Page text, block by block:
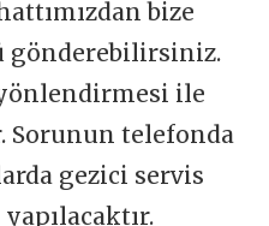
bize
gönderebilirsiniz.
ile
Sorunun telefonda
gezici servis